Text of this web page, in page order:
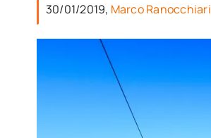
30/01/2019, Marco Ranocchiari